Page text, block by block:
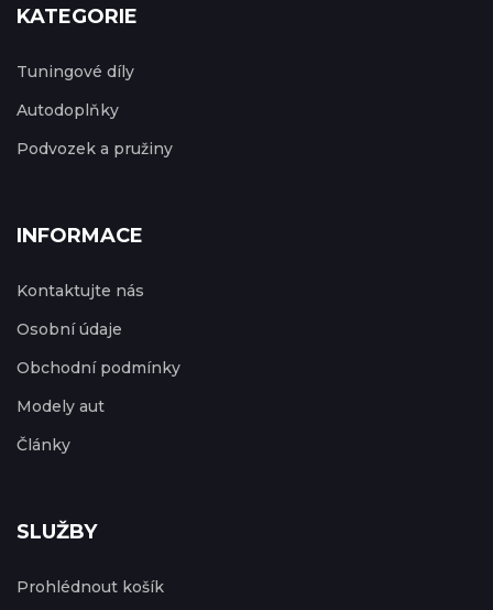
KATEGORIE
Tuningové díly
Autodoplňky
Podvozek a pružiny
INFORMACE
Kontaktujte nás
Osobní údaje
Obchodní podmínky
Modely aut
Články
SLUŽBY
Prohlédnout košík